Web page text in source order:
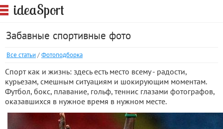
ideaSport
Забавные спортивные фото
Все статьи /Фотоподборка
Спорт как и жизнь: здесь есть место всему - радости,
курьезам, смешным ситуациям и шокирующим моментам.
Футбол, бокс, плавание, гольф, теннис глазами фотографов,
оказавшихся в нужное время в нужном месте.